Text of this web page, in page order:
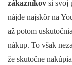
zákazníkov si svoj
nájde najskôr na
až potom
nákup. To však
že skutočne